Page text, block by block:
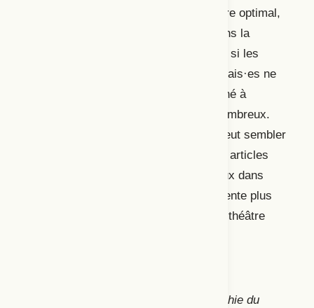
pour permettre la production d’un théâtre optimal,
le politique jouant un rôle démesuré dans la
création. Rauch précise également que si les
conditions de vie des citoyen·nes français·es ne
s’améliorent pas, le public est condamné à
disparaitre ou à être insuffisamment nombreux.
Même si la thématique de l’adversité peut sembler
pessimiste au premier abord, plusieurs articles
soulignent, comme le fait Olivier Neveux dans
l’introduction du dossier, qu’elle représente plus
qu’un défi : elle est aussi un moteur du théâtre
Revue d’historiographie du